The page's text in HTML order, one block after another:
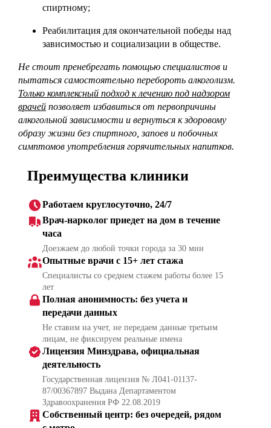
спиртному;
Реабилитация для окончательной победы над
зависимостью и социализации в обществе.
Не стоит пренебрегать помощью специалистов и
пытаться самостоятельно перебороть алкоголизм.
Только комплексный подход к лечению под надзором
врачей позволяет избавиться от первопричины
алкогольной зависимости и вернуться к здоровому
образу жизни без спиртного, запоев и побочных
симптомов употребления горячительных напитков.
Преимущества клиники
Работаем круглосуточно, 24/7
Врач-нарколог приедет на дом в течение
часа
Доезжаем до любой точки города за 30 мин
Опытные врачи с 15+ лет стажа
Специалисты со среднем стажем работы более 15
лет
Полная анонимность: без учета и
передачи данных
Не ставим на учет, не передаем данные третьим
лицам, не фиксируем реальные имена
Лицензия Минздрава, официальная
деятельность
Государственная лицензия № Л041-01137-
87/00367897 Выдана Департаментом
Здравоохранения РФ 22.08.2019
Собственный центр: без очередей, рядом